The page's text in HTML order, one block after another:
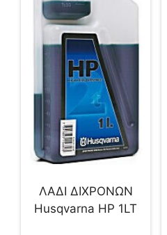
ΛΑΔΙ ΔΙΧΡΟΝΩΝ
Husqvarna HP 1LT